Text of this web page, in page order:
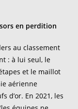
en perdition
au classement
: à lui seul, le
et le maillot
aérienne
d’or. En 2021, les